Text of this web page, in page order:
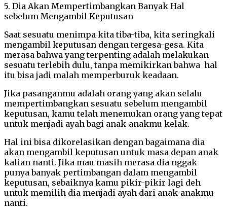
5. Dia Akan Mempertimbangkan Banyak Hal
sebelum Mengambil Keputusan
Saat sesuatu menimpa kita tiba-tiba, kita seringkali
mengambil keputusan dengan tergesa-gesa. Kita
merasa bahwa yang terpenting adalah melakukan
sesuatu terlebih dulu, tanpa memikirkan bahwa hal
itu bisa jadi malah memperburuk keadaan.
Jika pasanganmu adalah orang yang akan selalu
mempertimbangkan sesuatu sebelum mengambil
keputusan, kamu telah menemukan orang yang tepat
untuk menjadi ayah bagi anak-anakmu kelak.
Hal ini bisa dikorelasikan dengan bagaimana dia
akan mengambil keputusan untuk masa depan anak
kalian nanti. Jika mau masih merasa dia nggak
punya banyak pertimbangan dalam mengambil
keputusan, sebaiknya kamu pikir-pikir lagi deh
untuk memilih dia menjadi ayah dari anak-anakmu
nanti.